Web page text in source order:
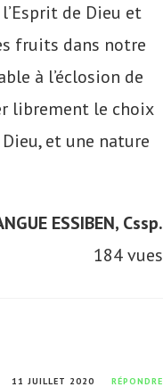
de Dieu et
fruits dans notre
à l’éclosion de
librement le choix
et une nature
ESSIBEN, Cssp.
184 vues
11 JUILLET 2020 RÉPONDRE